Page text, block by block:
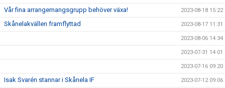
Vår fina arrangemangsgrupp behöver växa! 2023-08-18 15:22
Skånelakvällen framflyttad 2023-08-17 11:31
2023-08-06 14:34
2023-07-31 14:01
2023-07-16 09:20
Isak Svarén stannar i Skånela IF 2023-07-12 09:06